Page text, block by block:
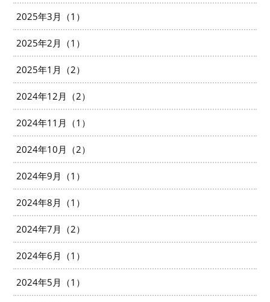
2025年3月（1）
2025年2月（1）
2025年1月（2）
2024年12月（2）
2024年11月（1）
2024年10月（2）
2024年9月（1）
2024年8月（1）
2024年7月（2）
2024年6月（1）
2024年5月（1）